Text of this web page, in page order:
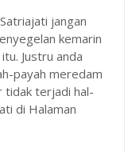
jangan
kemarin
Justru anda
payah meredam
tidak terjadi hal-
di Halaman